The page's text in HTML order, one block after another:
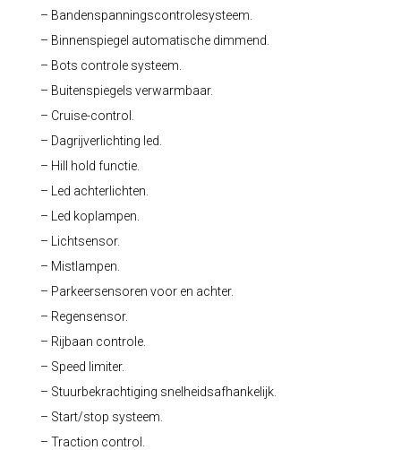
– Bandenspanningscontrolesysteem.
– Binnenspiegel automatische dimmend.
– Bots controle systeem.
– Buitenspiegels verwarmbaar.
– Cruise-control.
– Dagrijverlichting led.
– Hill hold functie.
– Led achterlichten.
– Led koplampen.
– Lichtsensor.
– Mistlampen.
– Parkeersensoren voor en achter.
– Regensensor.
– Rijbaan controle.
– Speed limiter.
– Stuurbekrachtiging snelheidsafhankelijk.
– Start/stop systeem.
– Traction control.